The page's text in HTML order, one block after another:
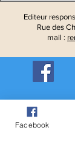
Editeur
Rue des
mail :
Facebook